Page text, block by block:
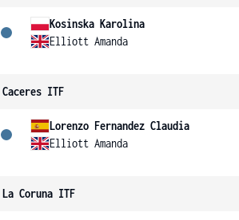
Kosinska Karolina
Elliott Amanda
Caceres ITF
Lorenzo Fernandez Claudia
Elliott Amanda
La Coruna ITF